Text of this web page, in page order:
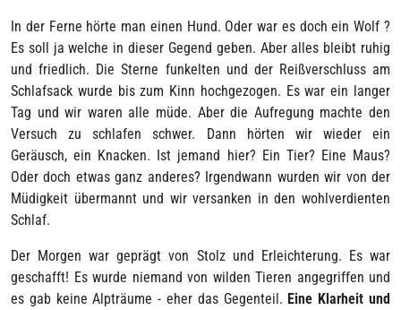
In der Ferne hörte man einen Hund. Oder war es doch ein Wolf ?
Es soll ja welche in dieser Gegend geben. Aber alles bleibt ruhig
und friedlich. Die Sterne funkelten und der Reißverschluss am
Schlafsack wurde bis zum Kinn hochgezogen. Es war ein langer
Tag und wir waren alle müde. Aber die Aufregung machte den
Versuch zu schlafen schwer. Dann hörten wir wieder ein
Geräusch, ein Knacken. Ist jemand hier? Ein Tier? Eine Maus?
Oder doch etwas ganz anderes? Irgendwann wurden wir von der
Müdigkeit übermannt und wir versanken in den wohlverdienten
Schlaf.
Der Morgen war geprägt von Stolz und Erleichterung. Es war
geschafft! Es wurde niemand von wilden Tieren angegriffen und
es gab keine Alpträume - eher das Gegenteil. Eine Klarheit und